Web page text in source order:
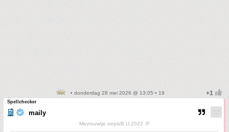
• donderdag 28 mei 2026 @ 13:05 • 19
Spellchecker
maily
Mevrouwtje oeps/B.U.2022 :P